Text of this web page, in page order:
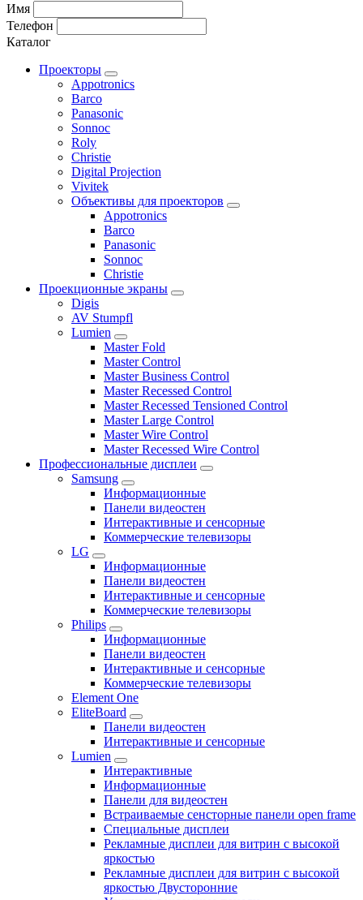
Имя
Телефон
Каталог
Проекторы
Appotronics
Barco
Panasonic
Sonnoc
Roly
Christie
Digital Projection
Vivitek
Объективы для проекторов
Appotronics
Barco
Panasonic
Sonnoc
Сhristie
Проекционные экраны
Digis
AV Stumpfl
Lumien
Master Fold
Master Control
Master Business Control
Master Recessed Control
Master Recessed Tensioned Control
Master Large Control
Master Wire Control
Master Recessed Wire Control
Профессиональные дисплеи
Samsung
Информационные
Панели видеостен
Интерактивные и сенсорные
Коммерческие телевизоры
LG
Информационные
Панели видеостен
Интерактивные и сенсорные
Коммерческие телевизоры
Philips
Информационные
Панели видеостен
Интерактивные и сенсорные
Коммерческие телевизоры
Element One
EliteBoard
Панели видеостен
Интерактивные и сенсорные
Lumien
Интерактивные
Информационные
Панели для видеостен
Встраиваемые сенсторные панели open frame
Специальные дисплеи
Рекламные дисплеи для витрин с высокой
яркостью
Рекламные дисплеи для витрин с высокой
яркостью Двусторонние